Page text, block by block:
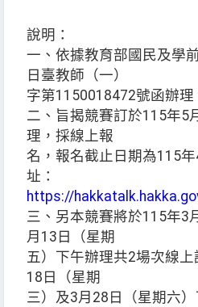
說明：
一、依據教育部國民及學
日臺教師（一）
字第1150018472號函辦理
二、旨揭競賽訂於115年5
理，採線上報
名，報名截止日期為115
址：
https://
三、另本競賽將於115年3
月13日（星期
五）下午辦理共2場次線上
18日（星期
三）及3月28日（星期六